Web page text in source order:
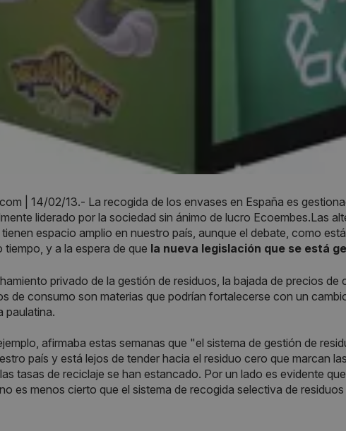
| 14/02/13.- La recogida de los envases en España es
liderado por la sociedad sin ánimo de lucro Ecoembes.Las
espacio amplio en nuestro país, aunque el debate, como
y a la espera de que la nueva legislación que se está
privado de la gestión de residuos, la bajada de precios de
de consumo son materias que podrían fortalecerse con un
paulatina.
afirmaba estas semanas que "el sistema de gestión de
país y está lejos de tender hacia el residuo cero que marcan las
tasas de reciclaje se han estancado. Por un lado es evidente
es menos cierto que el sistema de recogida selectiva de